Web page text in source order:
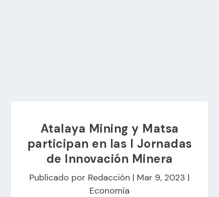
Atalaya Mining y Matsa
participan en las I Jornadas
de Innovación Minera
Publicado por Redacción | Mar 9, 2023 |
Economía